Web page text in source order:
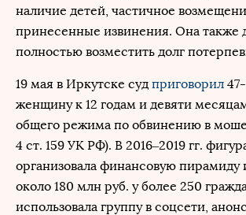
наличие детей, частичное
принесенные извинения. Она также
полностью возместить долг
19 мая в Иркутске суд приговорил
женщину к 12 годам и девяти
общего режима по обвинению в
4 ст. 159 УК РФ). В 2016–2019 гг.
организовала финансовую пирамиду
около 180 млн руб. у более 250
использовала группу в соцсети,